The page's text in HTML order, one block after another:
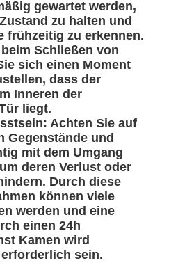
gewartet werden,
zu halten und
frühzeitig zu erkennen.
Schließen von
sich einen Moment
dass der
Inneren der
liegt.
Achten Sie auf
Gegenstände und
mit dem Umgang
deren Verlust oder
Durch diese
können viele
werden und eine
einen 24h
Kamen wird
sein.